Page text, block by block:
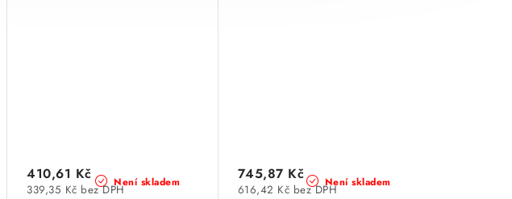
Není skladem
339,35 Kč bez DPH
410,61 Kč Není skladem
616,42 Kč bez DPH
745,87 Kč